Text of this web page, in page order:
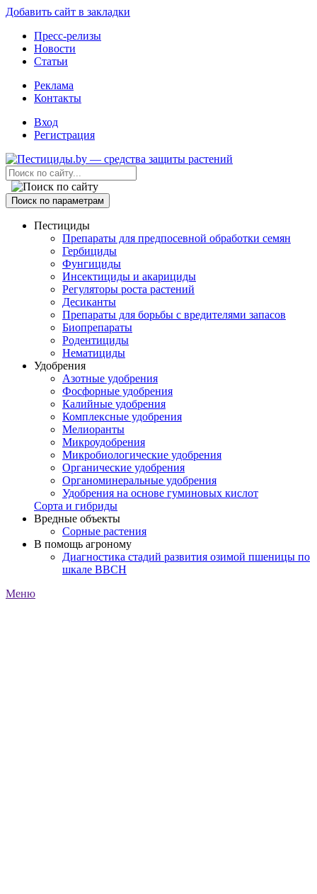
Добавить сайт в закладки
Пресс-релизы
Новости
Статьи
Реклама
Контакты
Вход
Регистрация
Поиск по параметрам
Пестициды
Препараты для предпосевной обработки семян
Гербициды
Фунгициды
Инсектициды и акарициды
Регуляторы роста растений
Десиканты
Препараты для борьбы с вредителями запасов
Биопрепараты
Родентициды
Нематициды
Удобрения
Азотные удобрения
Фосфорные удобрения
Калийные удобрения
Комплексные удобрения
Мелиоранты
Микроудобрения
Микробиологические удобрения
Органические удобрения
Органоминеральные удобрения
Удобрения на основе гуминовых кислот
Сорта и гибриды
Вредные объекты
Сорные растения
В помощь агроному
Диагностика стадий развития озимой пшеницы по
шкале ВВСН
Меню